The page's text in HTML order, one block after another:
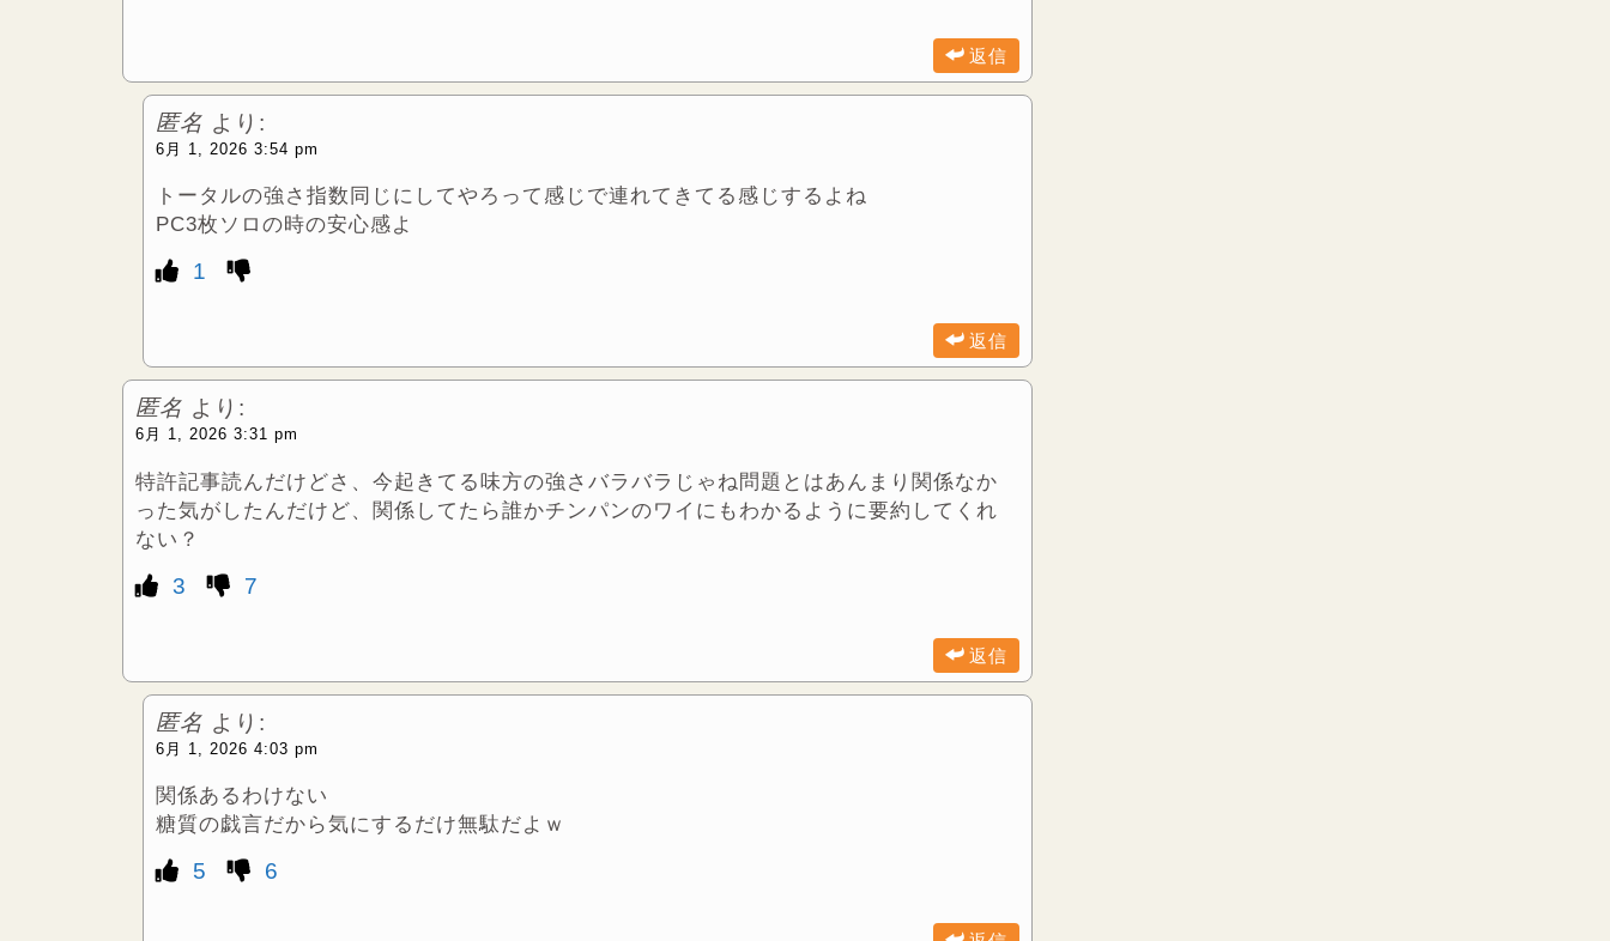
返信
匿名 より:
6月 1, 2026 3:54 pm
トータルの強さ指数同じにしてやろって感じで連れてきてる感じするよね
PC3枚ソロの時の安心感よ
1
返信
匿名 より:
6月 1, 2026 3:31 pm
特許記事読んだけどさ、今起きてる味方の強さバラバラじゃね問題とはあんまり関係なか
った気がしたんだけど、関係してたら誰かチンパンのワイにもわかるように要約してくれ
ない？
3 7
返信
匿名 より:
6月 1, 2026 4:03 pm
関係あるわけない
糖質の戯言だから気にするだけ無駄だよｗ
5 6